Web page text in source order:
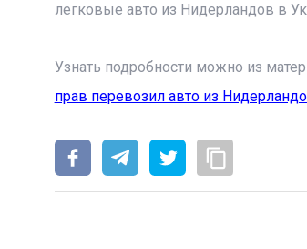
легковые авто из Нидерландов в
Узнать подробности можно из
прав перевозил авто из